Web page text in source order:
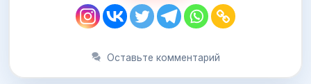
Оставьте комментарий